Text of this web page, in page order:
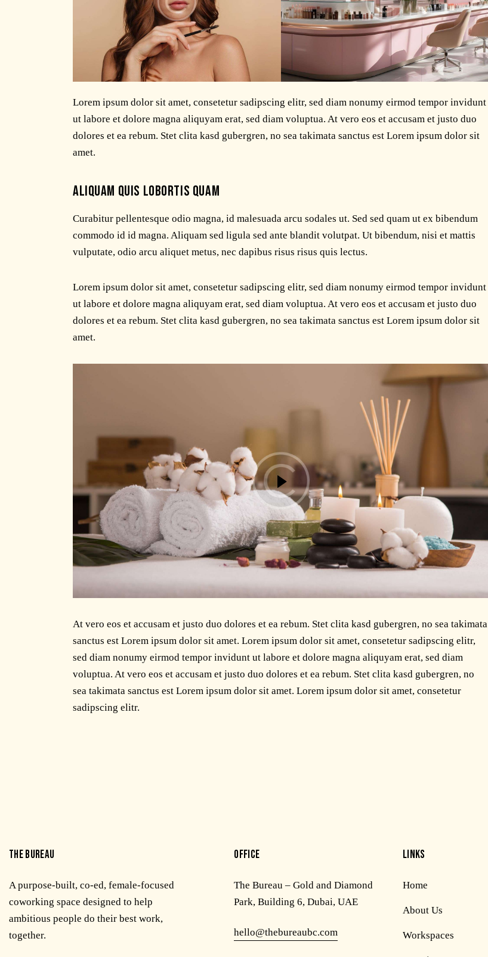
Lorem ipsum dolor sit amet, consetetur sadipscing elitr, sed diam nonumy eirmod tempor invidunt
ut labore et dolore magna aliquyam erat, sed diam voluptua. At vero eos et accusam et justo duo
dolores et ea rebum. Stet clita kasd gubergren, no sea takimata sanctus est Lorem ipsum dolor sit
amet.
ALIQUAM QUIS LOBORTIS QUAM
Curabitur pellentesque odio magna, id malesuada arcu sodales ut. Sed sed quam ut ex bibendum
commodo id id magna. Aliquam sed ligula sed ante blandit volutpat. Ut bibendum, nisi et mattis
vulputate, odio arcu aliquet metus, nec dapibus risus risus quis lectus.
Lorem ipsum dolor sit amet, consetetur sadipscing elitr, sed diam nonumy eirmod tempor invidunt
ut labore et dolore magna aliquyam erat, sed diam voluptua. At vero eos et accusam et justo duo
dolores et ea rebum. Stet clita kasd gubergren, no sea takimata sanctus est Lorem ipsum dolor sit
amet.
At vero eos et accusam et justo duo dolores et ea rebum. Stet clita kasd gubergren, no sea takimata
sanctus est Lorem ipsum dolor sit amet. Lorem ipsum dolor sit amet, consetetur sadipscing elitr,
sed diam nonumy eirmod tempor invidunt ut labore et dolore magna aliquyam erat, sed diam
voluptua. At vero eos et accusam et justo duo dolores et ea rebum. Stet clita kasd gubergren, no
sea takimata sanctus est Lorem ipsum dolor sit amet. Lorem ipsum dolor sit amet, consetetur
sadipscing elitr.
THE BUREAU
A purpose-built, co-ed, female-focused
coworking space designed to help
ambitious people do their best work,
together.
OFFICE
The Bureau – Gold and Diamond
Park, Building 6, Dubai, UAE
hello@thebureaubc.com
LINKS
Home
About Us
Workspaces